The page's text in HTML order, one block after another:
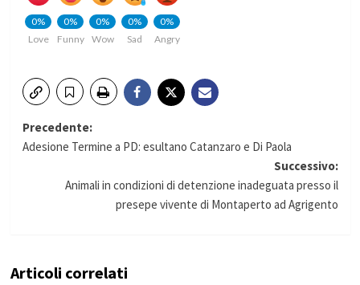
0%
Love
0%
Funny
0%
Wow
0%
Sad
0%
Angry
Navigazione
Precedente:
Adesione Termine a PD: esultano Catanzaro e Di Paola
Successivo:
Animali in condizioni di detenzione inadeguata presso il
presepe vivente di Montaperto ad Agrigento
Articoli correlati